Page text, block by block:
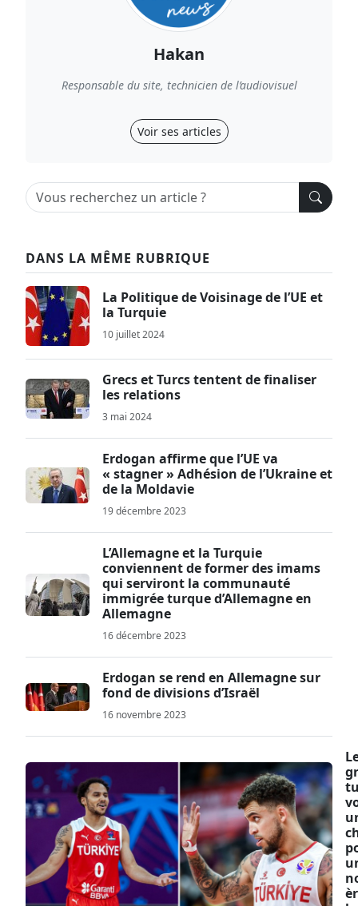
Hakan
Responsable du site, technicien de l’audiovisuel
Voir ses articles
DANS LA MÊME RUBRIQUE
La Politique de Voisinage de l’UE et
la Turquie
10 juillet 2024
Grecs et Turcs tentent de finaliser
les relations
3 mai 2024
Erdogan affirme que l’UE va
« stagner » Adhésion de l’Ukraine et
de la Moldavie
19 décembre 2023
L’Allemagne et la Turquie
conviennent de former des imams
qui serviront la communauté
immigrée turque d’Allemagne en
Allemagne
16 décembre 2023
Erdogan se rend en Allemagne sur
fond de divisions d’Israël
16 novembre 2023